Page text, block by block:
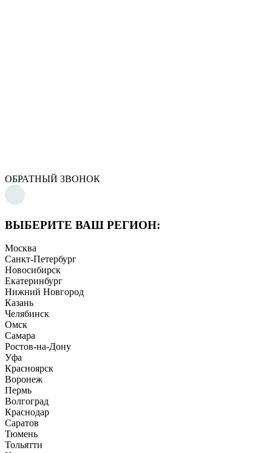
ОБРАТНЫЙ ЗВОНОК
ВЫБЕРИТЕ ВАШ РЕГИОН:
Москва
Санкт-Петербург
Новосибирск
Екатеринбург
Нижний Новгород
Казань
Челябинск
Омск
Самара
Ростов-на-Дону
Уфа
Красноярск
Воронеж
Пермь
Волгоград
Краснодар
Саратов
Тюмень
Тольятти